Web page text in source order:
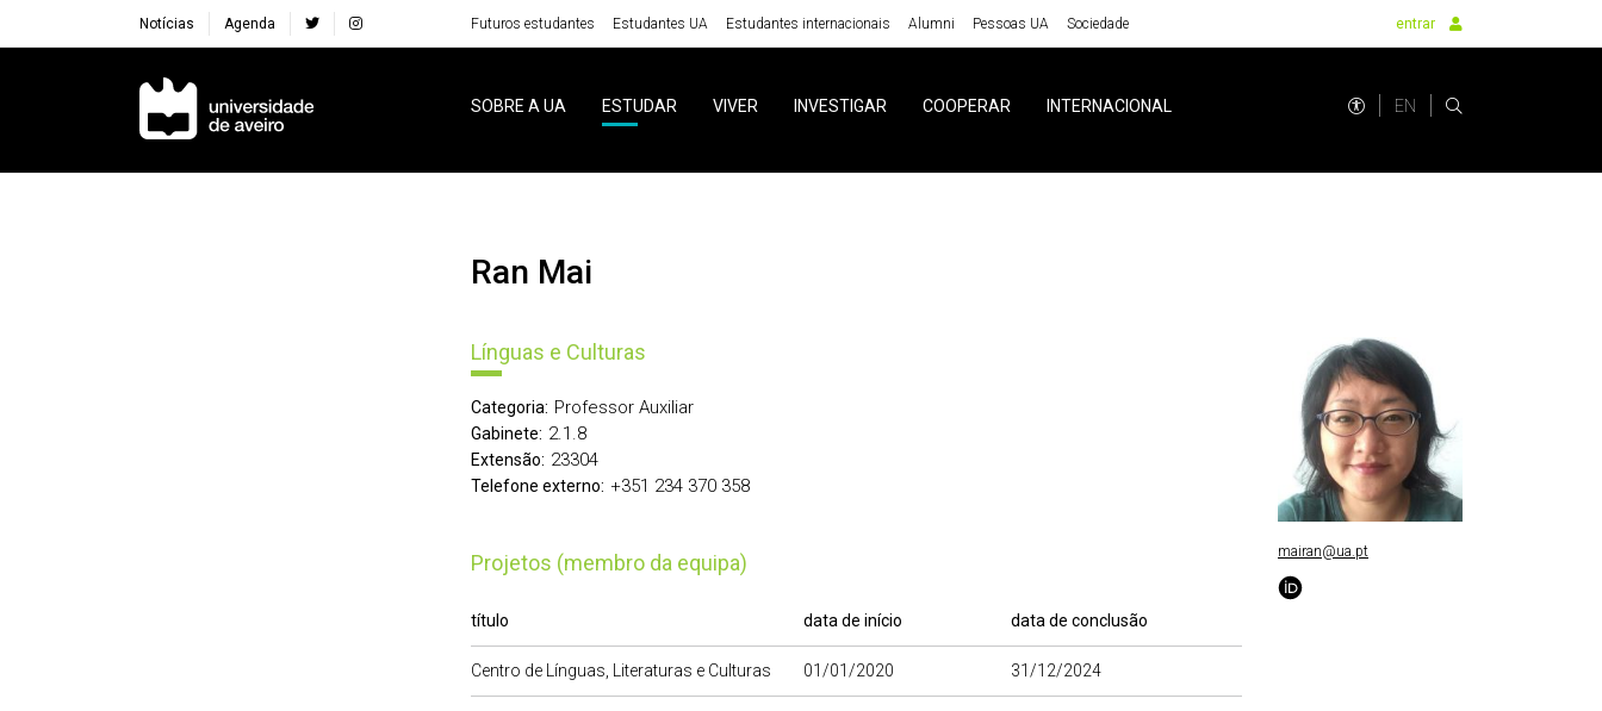
Notícias Agenda Futuros estudantes Estudantes UA Estudantes internacionais Alumni Pessoas UA Sociedade entrar
Navegação Principal
SOBRE A UA ESTUDAR VIVER INVESTIGAR COOPERAR INTERNACIONAL EN
Ran Mai
Línguas e Culturas
Categoria: Professor Auxiliar
Gabinete: 2.1.8
Extensão: 23304
Telefone externo: +351 234 370 358
Projetos (membro da equipa)
título data de início data de conclusão
Centro de Línguas, Literaturas e Culturas 01/01/2020 31/12/2024
mairan@ua.pt